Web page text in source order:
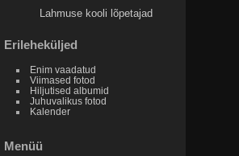
Lahmuse kooli lõpetajad
Erileheküljed
Enim vaadatud
Viimased fotod
Hiljutised albumid
Juhuvalikus fotod
Kalender
Menüü